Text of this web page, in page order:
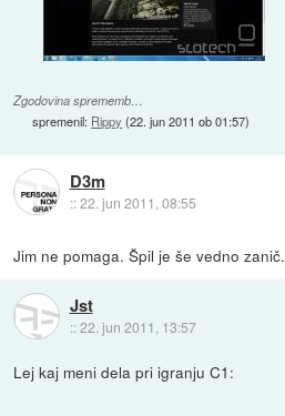
Zgodovina sprememb…
spremenil: Rippy (22. jun 2011 ob 01:57)
D3m
::22. jun 2011, 08:55
Jim ne pomaga. Špil je še vedno zanič.
Jst
::22. jun 2011, 13:57
Lej kaj meni dela pri igranju C1: